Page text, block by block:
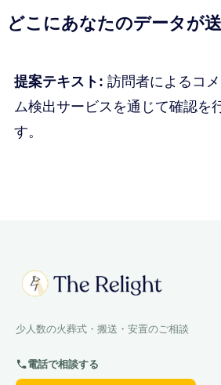
どこにあなたのデータが
提案テキスト: 訪問者によるコ
ム検出サービスを通じて確認を
す。
少人数の火葬式・搬送・安置のご相談
電話で相談する